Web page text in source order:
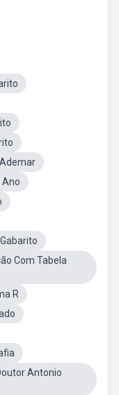
Ano
Com Tabela
R
Antonio